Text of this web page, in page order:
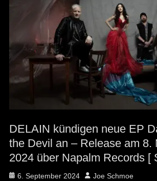
DELAIN kündigen neue EP
the Devil an – Release am 8.
2024 über Napalm Records [
Posted
6. September 2024 Author
Joe Schmoe